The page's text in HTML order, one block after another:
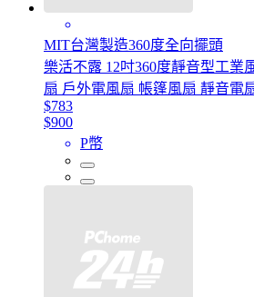
MIT台灣製造360度全向擺頭
樂活不露 12吋360度靜音型工業
扇 戶外電風扇 帳篷風扇 靜音電
$783
$900
P幣